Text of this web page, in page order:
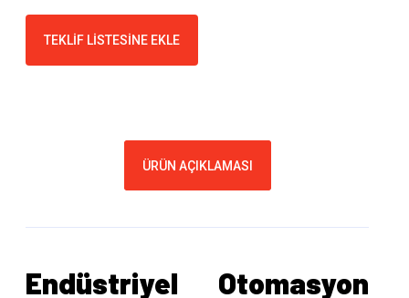
TEKLIF LISTESINE EKLE
ÜRÜN AÇIKLAMASI
Endüstriyel Otomasyon